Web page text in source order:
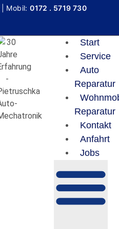
Mobil:0172 . 5719 730
Start
Service
Auto
Reparatur
Reparatur
Kontakt
Anfahrt
Jobs